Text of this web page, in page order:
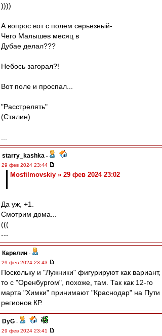
))))
А вопрос вот с полем серьезный-
Чего Малышев месяц в
Дубае делал???
Небось загорал?!
Вот поле и проспал...
"Расстрелять"
(Сталин)
starry_kashka -
29 фев 2024 23:44
Mosfilmovskiy » 29 фев 2024 23:02
Да уж, +1.
Смотрим дома...
(((
---
Карелин -
29 фев 2024 23:43
Поскольку и "Лужники" фигурируют как вариант,
то с "Оренбургом", похоже, там. Так как 12-го
марта "Химки" принимают "Краснодар" на Пути
регионов КР.
DyG -
29 фев 2024 23:41